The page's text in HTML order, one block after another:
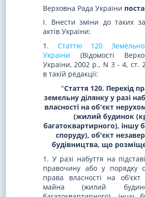
Верховна Рада України
I. Внести зміни до таких
актів України:
1. Статтю 120
України (Відомості
України, 2002 р., N 3 - 4, ст.
в такій редакції:
"Стаття 120. Перехід
земельну ділянку у разі
власності на об'єкт
(жилий будинок
багатоквартирного), іншу
споруду), об'єкт
будівництва, що
1. У разі набуття на
правочину або у порядку
права власності на об'єкт
майна (жилий